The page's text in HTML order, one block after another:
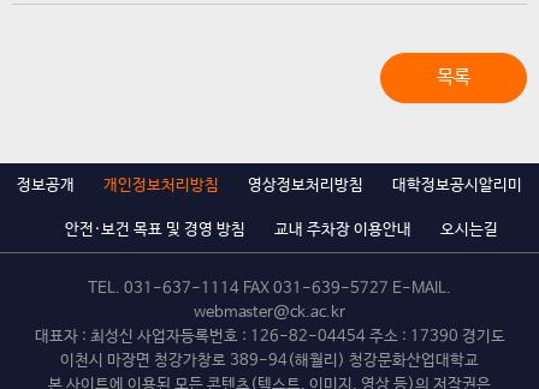
목록
정보공개 개인정보처리방침 영상정보처리방침 대학정보공시알리미
안전·보건 목표 및 경영 방침 교내 주차장 이용안내 오시는길
TEL. 031-637-1114 FAX 031-639-5727 E-MAIL.
webmaster@ck.ac.kr
대표자 : 최성신 사업자등록번호 : 126-82-04454 주소 : 17390 경기도
이천시 마장면 청강가창로 389-94(해월리) 청강문화산업대학교
본 사이트에 이용된 모든 콘텐츠(텍스트, 이미지, 영상 등)의 저작권은